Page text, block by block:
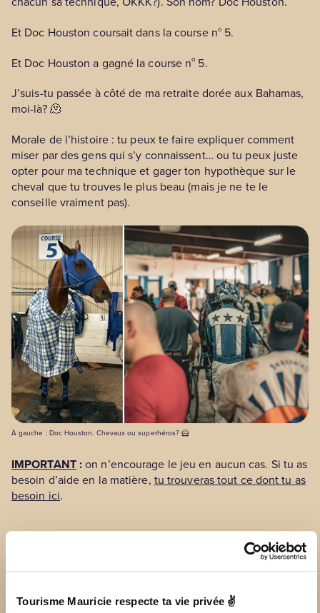
Tourisme Mauricie respecte ta vie privée ✌
Et Doc Houston coursait dans la course no5.
Et Doc Houston a gagné la course no 5.
J’suis-tu passée à côté de ma retraite dorée aux Bahamas,
moi-là? 🫠
Morale de l’histoire : tu peux te faire expliquer comment
miser par des gens qui s’y connaissent… ou tu peux juste
opter pour ma technique et gager ton hypothèque sur le
cheval que tu trouves le plus beau (mais je ne te le
conseille vraiment pas).
À gauche : Doc Houston. Chevaux ou superhéros? 🦸
IMPORTANT:on n’encourage le jeu en aucun cas. Si tu as
besoin d’aide en la matière, tu trouveras tout ce dont tu as
besoin ici.
Sache que l’Hippodrome de Trois-Rivières propose des
forfaits spéciaux pour les groupes de 12 personnes et plus
: réservation de sections, services de bar et restauration,